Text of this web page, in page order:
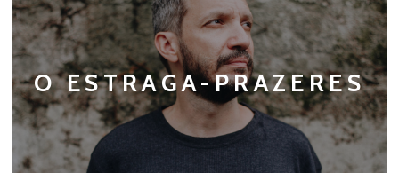
O ESTRAGA-PRAZERES